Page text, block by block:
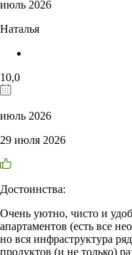
июль 2026
Наталья
10,0
июль 2026
29 июля 2026
Достоинства:
Очень уютно, чисто и
апартаментов (есть все
но вся инфраструктура
продуктов (и не только)